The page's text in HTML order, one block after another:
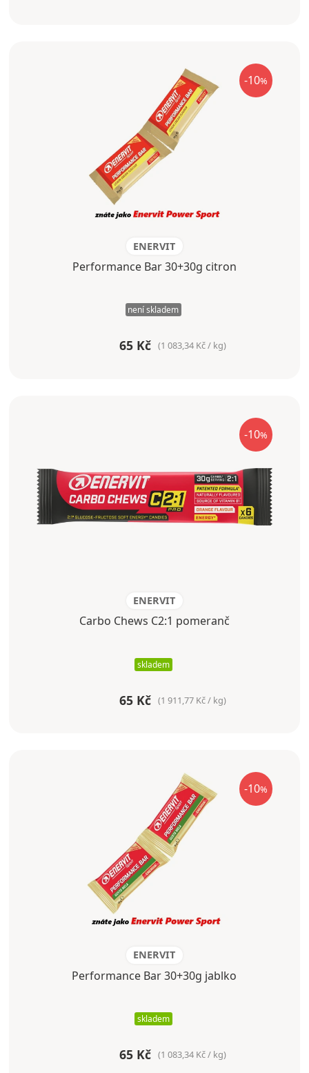
-10%
ENERVIT
Performance Bar 30+30g citron
není skladem
65 Kč (1 083,34 Kč / kg)
-10%
ENERVIT
Carbo Chews C2:1 pomeranč
skladem
65 Kč (1 911,77 Kč / kg)
-10%
ENERVIT
Performance Bar 30+30g jablko
skladem
65 Kč (1 083,34 Kč / kg)